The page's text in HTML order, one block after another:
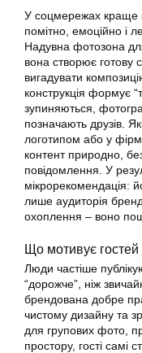
У соцмережах краще
помітно, емоційно і
Надувна фотозона
вона створює готову
вигадувати
конструкція формує
зупиняються,
позначають друзів.
логотипом або у
контент природно,
повідомлення. У
мікрорекомендація:
лише аудиторія
охоплення – воно
Що мотивує гостей
Люди частіше
“дорожче”, ніж
брендована добре
чистому дизайну та
для групових фото,
простору, гості самі